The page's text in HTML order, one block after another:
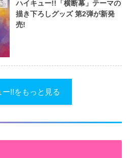
ハイキュー!!「横断幕」テーマの
描き下ろしグッズ 第2弾が新発
売!
ー!!をもっと見る